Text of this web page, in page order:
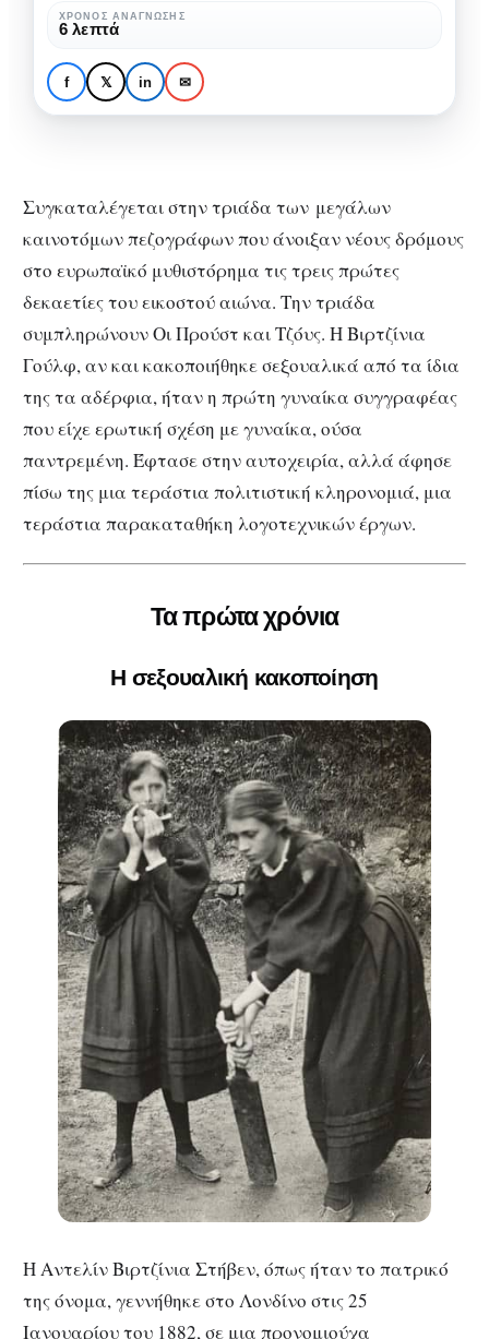
Βιρτζίνια Γούλφ: Η
αυτόχειρας, bisexual
συγγραφέας με την
πλούσια παρακαταθήκη
bisexual
συγγραφέας
με
την
ΧΡΌΝΟΣ ΑΝΆΓΝΩΣΗΣ
6 λεπτά
f 𝕏 in ✉
Συγκαταλέγεται στην τριάδα των μεγάλων
καινοτόμων πεζογράφων που άνοιξαν νέους δρόμους
στο ευρωπαϊκό μυθιστόρημα τις τρεις πρώτες
δεκαετίες του εικοστού αιώνα. Την τριάδα
συμπληρώνουν Οι Προύστ και Τζόυς. Η Βιρτζίνια
Γούλφ, αν και κακοποιήθηκε σεξουαλικά από τα ίδια
της τα αδέρφια, ήταν η πρώτη γυναίκα συγγραφέας
που είχε ερωτική σχέση με γυναίκα, ούσα
παντρεμένη. Έφτασε στην αυτοχειρία, αλλά άφησε
πίσω της μια τεράστια πολιτιστική κληρονομιά, μια
τεράστια παρακαταθήκη λογοτεχνικών έργων.
Τα πρώτα χρόνια
Η σεξουαλική κακοποίηση
Η Αντελίν Βιρτζίνια Στήβεν, όπως ήταν το πατρικό
της όνομα, γεννήθηκε στο Λονδίνο στις 25
Ιανουαρίου του 1882, σε μια προνομιούχα